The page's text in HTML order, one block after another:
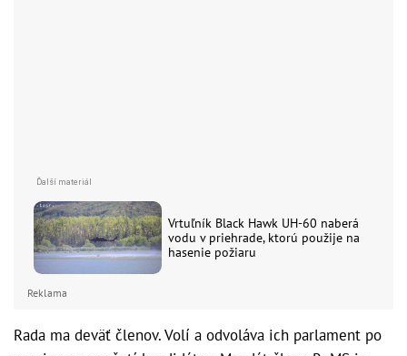
Vrtuľník Black Hawk UH-60 naberá
vodu v priehrade, ktorú použije na
hasenie požiaru
Reklama
Rada ma deväť členov. Volí a odvoláva ich parlament po